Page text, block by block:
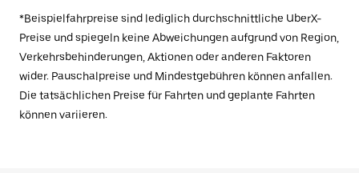
*Beispielfahrpreise sind lediglich durchschnittliche UberX-
Preise und spiegeln keine Abweichungen aufgrund von Region,
Verkehrsbehinderungen, Aktionen oder anderen Faktoren
wider. Pauschalpreise und Mindestgebühren können anfallen.
Die tatsächlichen Preise für Fahrten und geplante Fahrten
können variieren.